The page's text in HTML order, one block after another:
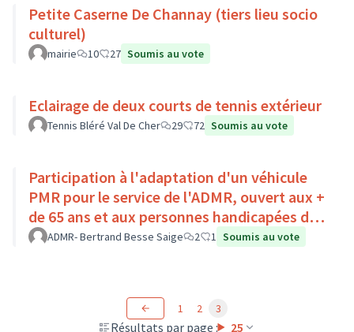
Petite Caserne De Channay (tiers lieu socio
culturel)
mairie 10 27 Soumis au vote
Eclairage de deux courts de tennis extérieur
Tennis Bléré Val De Cher 29 72 Soumis au vote
Participation à l'adaptation d'un véhicule
PMR pour le service de l'ADMR, ouvert aux +
de 65 ans et aux personnes handicapées du
Pays Loire-Touraine.
ADMR- Bertrand Besse Saige 2 1 Soumis au vote
Résultats par page : 25
1 2 3